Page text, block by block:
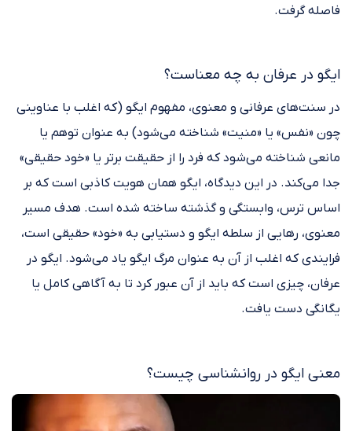
فاصله گرفت.
ایگو در عرفان به چه معناست؟
در سنت‌های عرفانی و معنوی، مفهوم ایگو (که اغلب با عناوینی
چون «نفس» یا «منیت» شناخته می‌شود) به عنوان توهم یا
مانعی شناخته می‌شود که فرد را از حقیقت برتر یا «خود حقیقی»
جدا می‌کند. در این دیدگاه، ایگو همان هویت کاذبی است که بر
اساس ترس، وابستگی و گذشته ساخته شده است. هدف مسیر
معنوی، رهایی از سلطه ایگو و دستیابی به «خود» حقیقی است،
فرایندی که اغلب از آن به عنوان مرگ ایگو یاد می‌شود. ایگو در
عرفان، چیزی است که باید از آن عبور کرد تا به آگاهی کامل یا
یگانگی دست یافت.
معنی ایگو در روانشناسی چیست؟